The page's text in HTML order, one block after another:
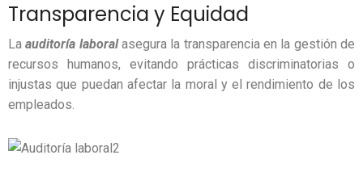
Transparencia y Equidad
Laauditoría laboralasegura la transparencia en la gestión de
recursos humanos, evitando prácticas discriminatorias o
injustas que puedan afectar la moral y el rendimiento de los
empleados.